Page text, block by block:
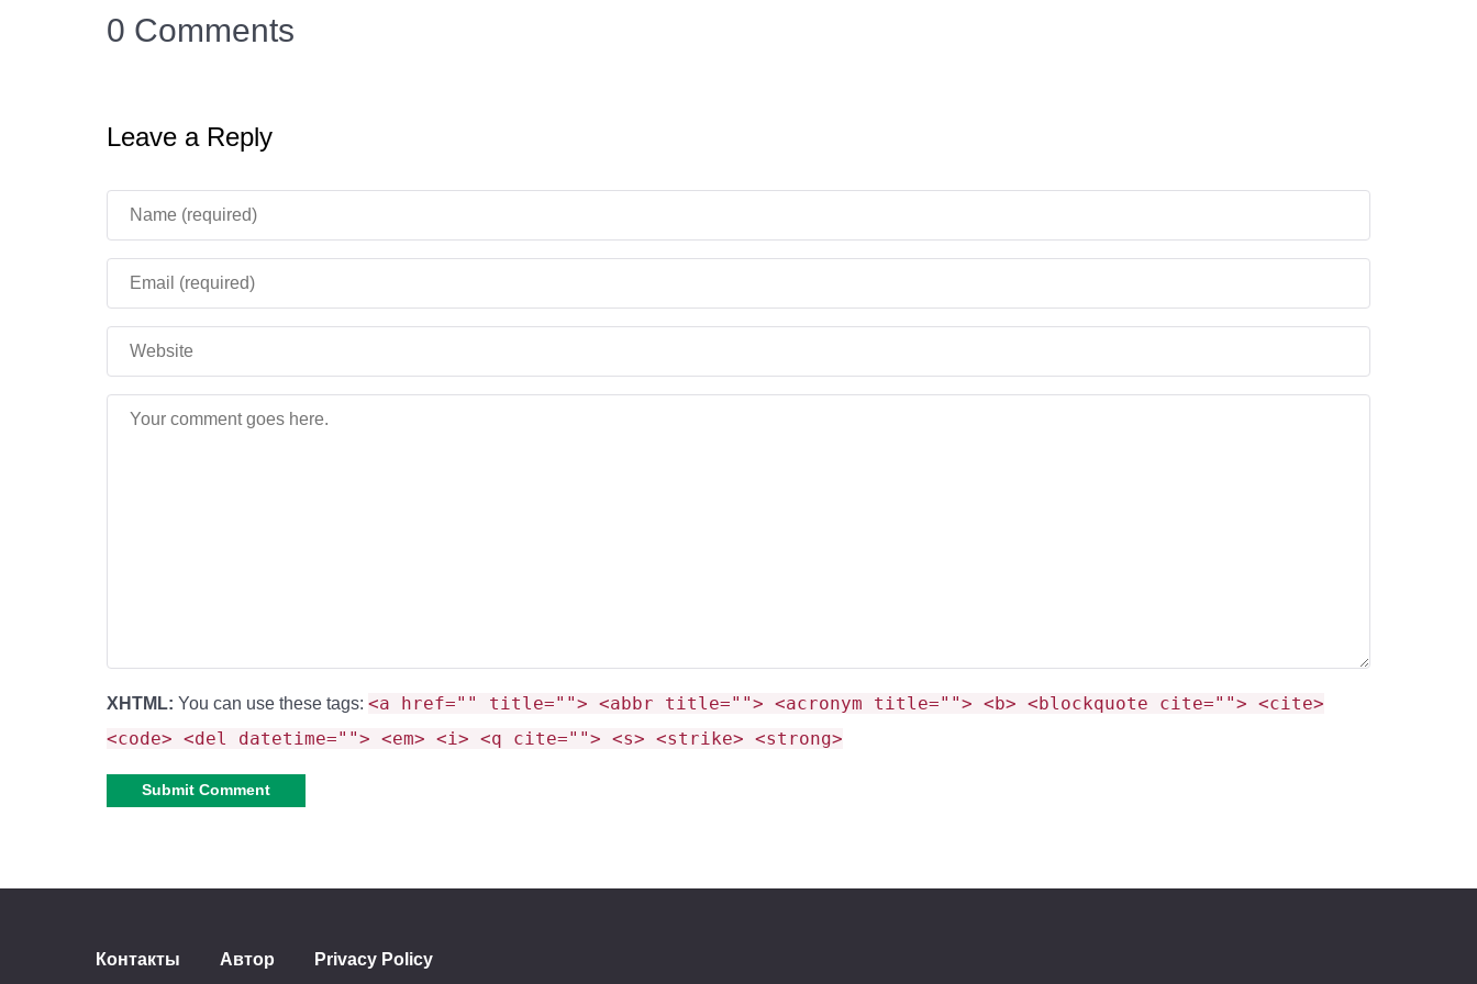
Используйте дальнобойное оружие
📦Установка: 3 шага в бездну
Скачайтеоба пакета— Behavior Pack (BP) и Resource Pack (RP).
Активируйте их в папкахbehavior_packsиresource_packs.
Включите
Важно!Без текстурного пакета «Бета Альфа МГ v1.1» аномалии будут выглядеть как… курицы.
Оригинальные 3D-модели
Мобы созданы профи вроде Натана — они пугающе детализированы.
Адреналин без границ
0 Comments
Leave a Reply
XHTML: You can use these tags: <a href="" title=""> <abbr title=""> <acronym title=""> <b> <blockquote cite=""> <cite>
<code> <del datetime=""> <em> <i> <q cite=""> <s> <strike> <strong>
Контакты Автор Privacy Policy